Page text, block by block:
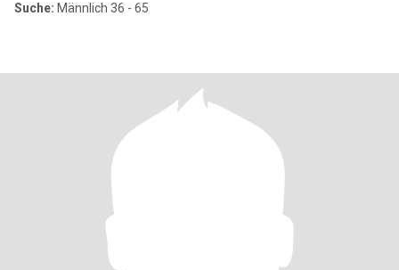
Suche: Männlich 36 - 65